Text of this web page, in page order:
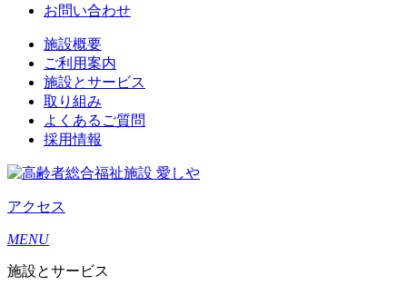
お問い合わせ
施設概要
ご利用案内
施設とサービス
取り組み
よくあるご質問
採用情報
アクセス
MENU
施設とサービス